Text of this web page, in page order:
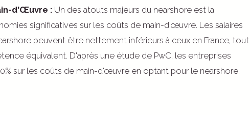
d'Œuvre : Un des atouts majeurs du nearshore est la
significatives sur les coûts de main-d'œuvre. Les salaires
peuvent être nettement inférieurs à ceux en France, tout
équivalent. D'après une étude de PwC, les entreprises
sur les coûts de main-d'œuvre en optant pour le nearshore.